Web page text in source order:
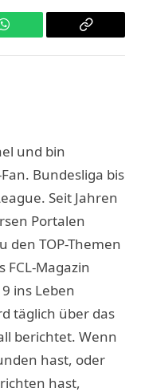
WhatsApp
Copy
und bin
Bundesliga bis
Seit Jahren
Portalen
den TOP-Themen
FCL-Magazin
ins Leben
täglich über das
berichtet. Wenn
hast, oder
hast,